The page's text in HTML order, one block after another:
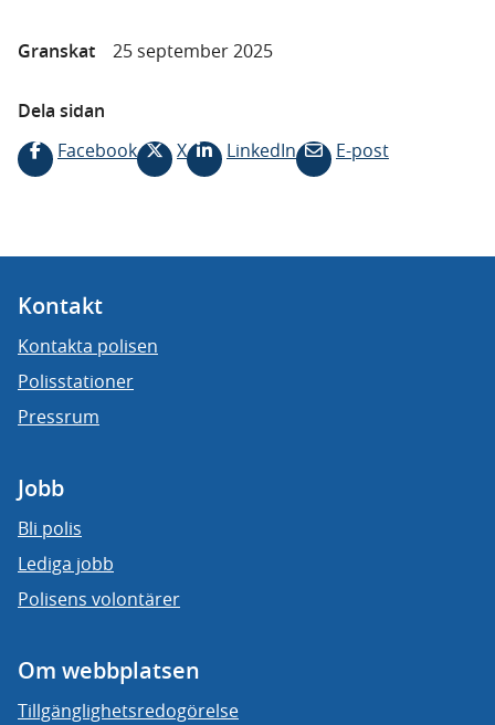
Granskat 25 september 2025
Dela sidan
Facebook
X LinkedIn E-post
Kontakt
Kontakta polisen
Polisstationer
Pressrum
Jobb
Bli polis
Lediga jobb
Polisens volontärer
Om webbplatsen
Tillgänglighetsredogörelse